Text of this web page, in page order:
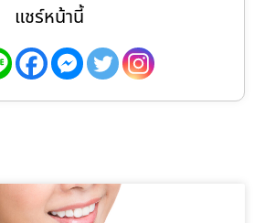
แชร์หน้านี้